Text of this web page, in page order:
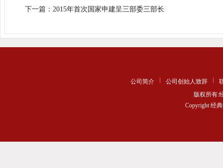
下一篇： 2015年首次国家申建呈三部委三部长
公司简介 公司创始人致辞
版权所有:
Copyright 经